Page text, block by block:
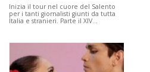
Inizia il tour nel cuore del Salento
per i tanti giornalisti giunti da tutta
Italia e stranieri. Parte il XIV…